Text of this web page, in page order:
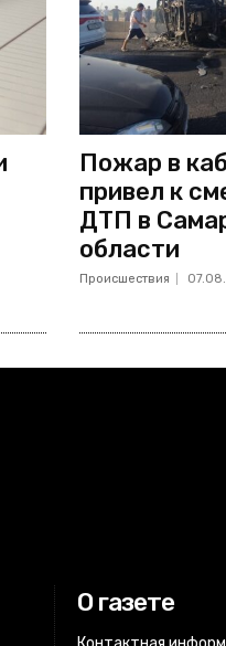
Пожар в
привел к
ДТП в
области
Происшествия
О газете